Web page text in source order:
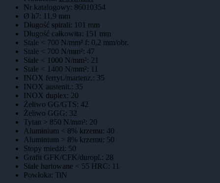
Nr katalogowy: 86010354
Ø h7: 11,9 mm
Długość spirali: 101 mm
Długość całkowita: 151 mm
Stale < 700 N/mm² f: 0,2 mm/obr.
Stale < 700 N/mm²: 47
Stale < 1000 N/mm²: 21
Stale < 1400 N/mm²: 11
INOX ferryt./martenz.: 35
INOX austenit.: 35
INOX duplex: 20
Żeliwo GG/GTS: 42
Żeliwo GGG: 32
Tytan > 850 N/mm²: 20
Aluminium < 8% krzemu: 40
Aluminium > 8% krzemu: 50
Stopy miedzi: 50
Grafit GFK/CFK/duropl.: 28
Stale hartowane < 55 HRC: 11
Powłoka: TiN